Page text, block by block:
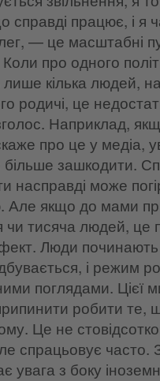
справді працює, і я
— це масштабні
Коли про одного
лише кілька людей,
родичі, це
Наприклад,
про це у медіа,
зашкодити.
насправді може
Але якщо до мами
чи тисяча людей, це
Люди
і режим
поглядами. Цієї
робити те,
Це не
спрацьовує часто.
увага з боку